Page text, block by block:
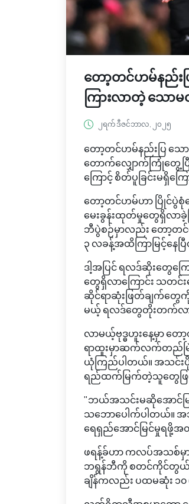
တော့တင်ဟမ်နည်းပ
ကြားလာတဲ့ သော
၂ရက် ဒီဇင်ဘာလ, ၂၀၂၅
တော့တင်ဟမ်နည်းပြ သေ
တောက်လျှောက်ကြုံတွေ့ပ
ကြောင့် စိတ်ပူခြင်းမရှိကြ
တော့တင်ဟမ်ဟာ ပြိုင်ပွဲစုံန
မေးခွန်းထုတ်မှုတွေရှိလာခဲ့
ဘီပွဲစဉ်မှာလည်း တော့တ
၃ လခန့်အထိကြာမြင့်နေပ
ဒါ့အပြင် ရလဒ်ဆိုးတွေက
တွေရှိလာကြောင်း သတ
ဆိုင်ရာဆုံးဖြတ်ချက်တွေ
မယ့် ရလဒ်တွေတိုးတက်လာ
လာမယ့်ဗုဒ္ဓဟူးနေ့မှာ တ
ရာထူးမှာဆက်လက်တည်မြဲ
ယုံကြည်ပါတယ်။ အသင်း
ရည်ထက်မြက်တဲ့သူတွေဖြစ်
"ဘယ်အသင်းမဆိုအောင်မ
သဘောပေါက်ပါတယ်။ အ
ရေရှည်အောင်မြင်မှုရဖို့အ
ဖရန့်ခ်ဟာ ကလပ်အသစ်မှာ
ဘရွန်ဘီကို စတင်ကိုင်တွယ်
ချိန်ကလည်း ပထမဆုံး ၁၀